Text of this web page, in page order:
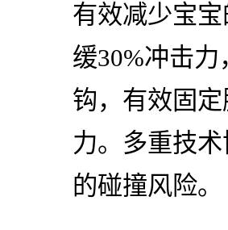
有效减少宝
缓30%冲击力
钩，有效固
力。多重技
的碰撞风险。